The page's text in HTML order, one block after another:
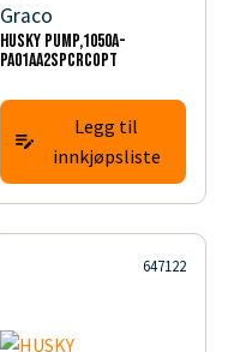
Graco
HUSKY PUMP,1050A-
PA01AA2SPCRCOPT
Legg til
innkjøpsliste
647122